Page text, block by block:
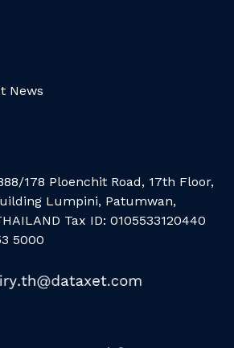
News
178 Ploenchit Road, 17th Floor,
Lumpini, Patumwan,
Tax ID: 0105533120440
5000